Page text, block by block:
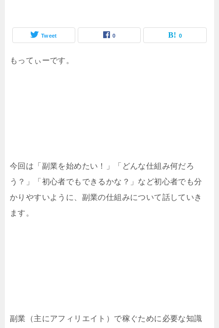
Tweet 0 0
もってぃーです。
今回は「副業を始めたい！」「どんな仕組み何だろ
う？」「初心者でもできるかな？」など初心者でも分
かりやすいように、副業の仕組みについて話していき
ます。
副業（主にアフィリエイト）で稼ぐために必要な知識